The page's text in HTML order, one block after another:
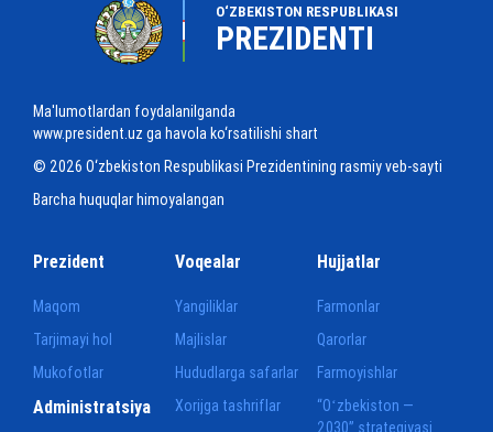
O‘ZBEKISTON RESPUBLIKASI
PREZIDENTI
Ma'lumotlardan foydalanilganda
www.president.uz ga havola ko‘rsatilishi shart
© 2026 O‘zbekiston Respublikasi Prezidentining rasmiy veb-sayti
Barcha huquqlar himoyalangan
Prezident
Maqom
Tarjimayi hol
Mukofotlar
Voqealar
Yangiliklar
Majlislar
Hududlarga safarlar
Xorijga tashriflar
Hujjatlar
Farmonlar
Qarorlar
Farmoyishlar
“Oʻzbekiston —
2030” strategiyasi
Administratsiya